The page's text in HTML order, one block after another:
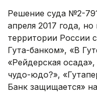
Решение суда №2-
апреля 2017 года,
территории России
Гута-банком», «В
«Рейдерская
чудо-юдо?»,
Банк защищается»